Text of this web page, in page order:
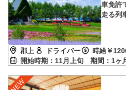
車免許
走る列
郡上 ドライバー
時給￥
開始時期：11月上旬 期間：1ヶ